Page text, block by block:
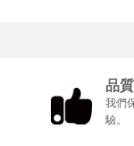
品
我們
驗。